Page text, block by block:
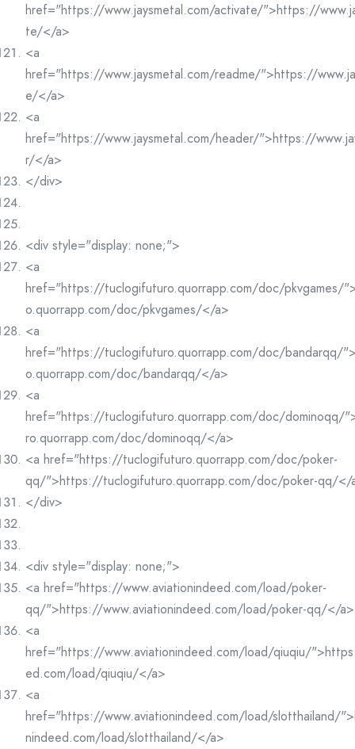
href="https://www.jaysmetal.com/activate/">https://
te/</a>
<a
href="https://www.jaysmetal.com/readme/">https://
e/</a>
<a
href="https://www.jaysmetal.com/header/">https://
r/</a>
</div>
<div style="display: none;">
<a
href="https://tuclogifuturo.quorrapp.com/doc/pkvgames/
o.quorrapp.com/doc/pkvgames/</a>
<a
href="https://tuclogifuturo.quorrapp.com/doc/bandarqq/
o.quorrapp.com/doc/bandarqq/</a>
<a
href="https://tuclogifuturo.quorrapp.com/doc/dominoqq/
ro.quorrapp.com/doc/dominoqq/</a>
<a href="https://tuclogifuturo.quorrapp.com/doc/poker-
qq/">https://tuclogifuturo.quorrapp.com/doc/poker-qq/</
</div>
<div style="display: none;">
<a href="https://www.aviationindeed.com/load/poker-
qq/">https://www.aviationindeed.com/load/poker-qq/</a>
<a
href="https://www.aviationindeed.com/load/qiuqiu/
ed.com/load/qiuqiu/</a>
<a
href="https://www.aviationindeed.com/load/slotthailand/
nindeed.com/load/slotthailand/</a>